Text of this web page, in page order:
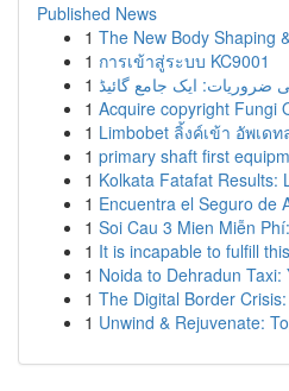
Published News
1 The New Body Shaping
1 การเข้าสู่ระบบ KC9001
1 ضروریات: ایک جامع گائیڈ
1 Acquire copyright Fungi
1 Limbobet ลิ้งค์เข้า อัพเด
1 primary shaft first
1 Kolkata Fatafat Results:
1 Encuentra el Seguro de
1 Soi Cau 3 Mien Miễn
1 It is incapable to fulfill
1 Noida to Dehradun
1 The Digital Border
1 Unwind & Rejuvenate: